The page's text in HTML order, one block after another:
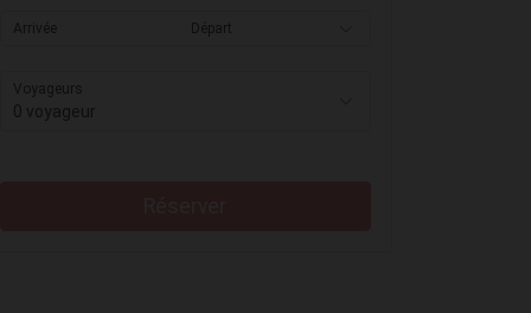
Arrivée Départ
Voyageurs
0 voyageur